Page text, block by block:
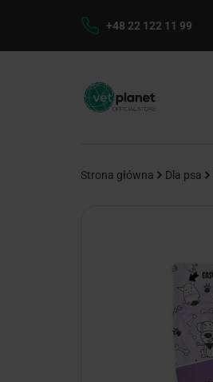
+48 22 122 11 99
Strona główna Dla psa